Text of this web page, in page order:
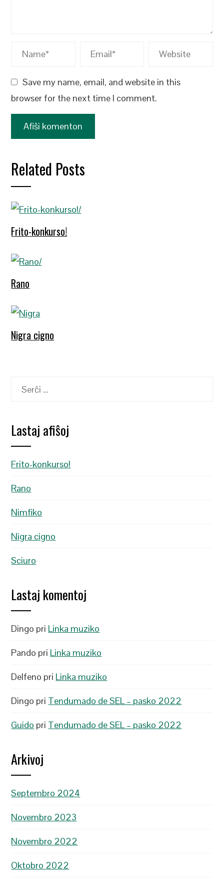
Save my name, email, and website in this
browser for the next time I comment.
Related Posts
Frito-konkurso!
Rano
Nigra cigno
Serĉu:
Lastaj afiŝoj
Frito-konkurso!
Rano
Nimfiko
Nigra cigno
Sciuro
Lastaj komentoj
Dingo pri Linka muziko
Pando pri Linka muziko
Delfeno pri Linka muziko
Dingo pri Tendumado de SEL – pasko 2022
Guido pri Tendumado de SEL – pasko 2022
Arkivoj
Septembro 2024
Novembro 2023
Novembro 2022
Oktobro 2022